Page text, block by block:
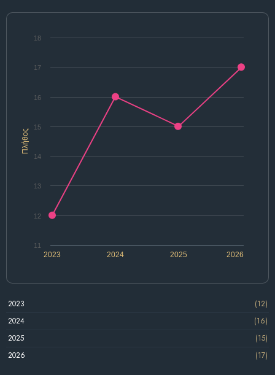
Πλήθος
2024 2026
2023 2025
11
12
13
14
15
16
17
18
2023
(12)
2024
(16)
2025
(15)
2026
(17)